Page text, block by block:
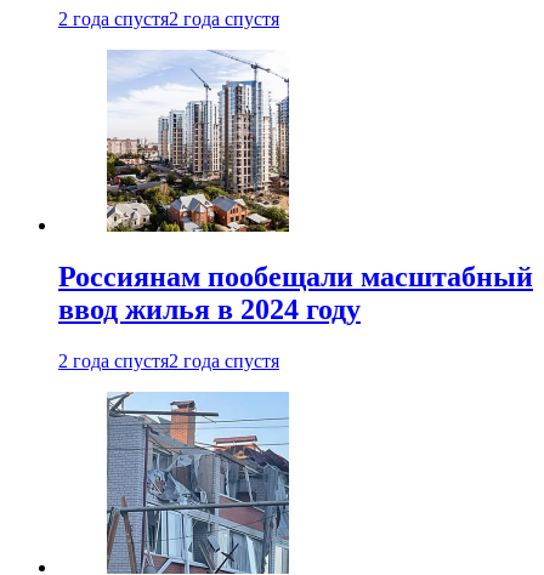
2 года спустя2 года спустя
Россиянам пообещали масштабный
ввод жилья в 2024 году
2 года спустя2 года спустя